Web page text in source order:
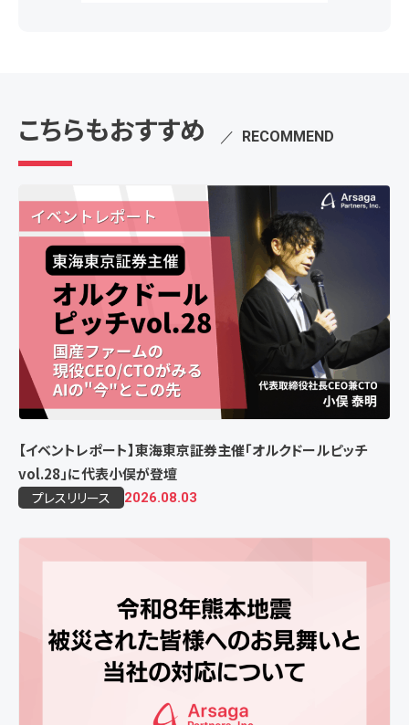
こちらもおすすめ ／ RECOMMEND
【イベントレポート】東海東京証券主催「オルクドールピッチ
vol.28」に代表小俣が登壇
プレスリリース 2026.08.03